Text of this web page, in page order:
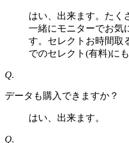
はい、出来ます。たく
一緒にモニターでお気
す。セレクトお時間取
でのセレクト(有料)に
Q.
データも購入できますか？
はい、出来ます。
Q.